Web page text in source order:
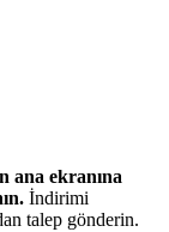
ana ekranına
İndirimi
talep gönderin.